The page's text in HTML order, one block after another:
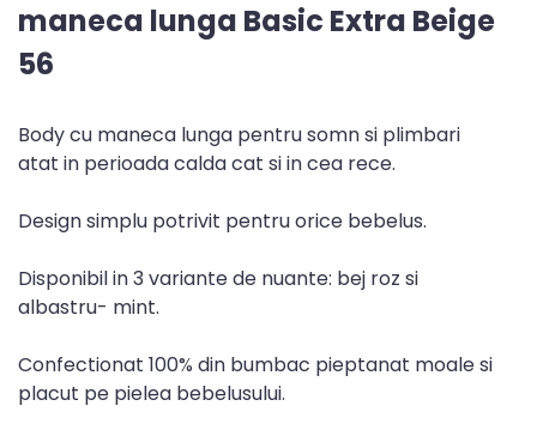
maneca lunga Basic Extra Beige
56
Body cu maneca lunga pentru somn si plimbari
atat in perioada calda cat si in cea rece.
Design simplu potrivit pentru orice bebelus.
Disponibil in 3 variante de nuante: bej roz si
albastru- mint.
Confectionat 100% din bumbac pieptanat moale si
placut pe pielea bebelusului.